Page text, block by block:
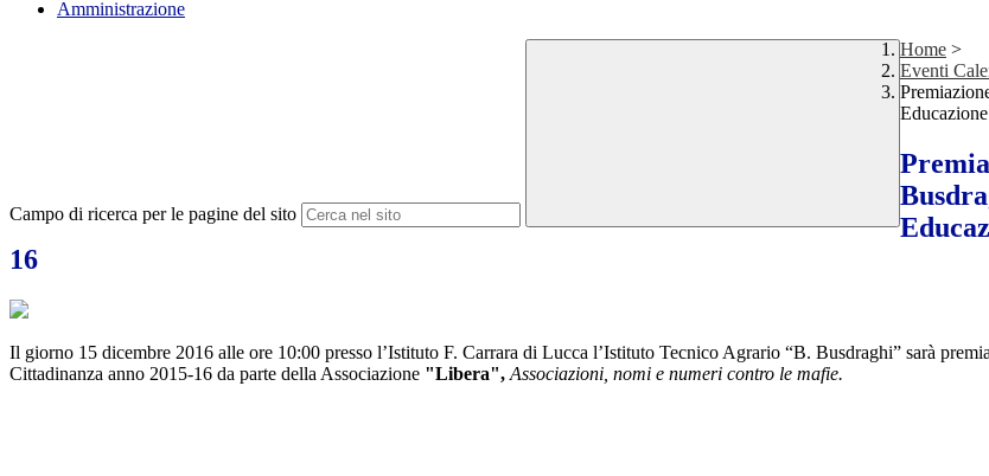
Amministrazione
Campo di ricerca per le pagine del sito
Home >
Eventi
16
Il giorno 15 dicembre 2016 alle ore 10:00 presso l’Istituto F. Carrara di Lucca l’Istituto Tecnico Agrario “B. Busdraghi” sarà
Cittadinanza anno 2015-16 da parte della Associazione "Libera", Associazioni, nomi e numeri contro le mafie.